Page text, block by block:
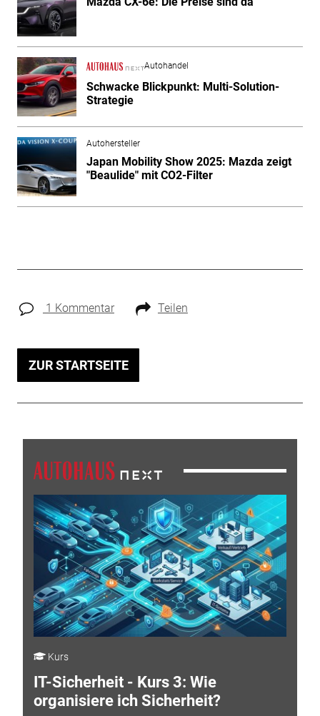
Autohandel
Schwacke Blickpunkt: Multi-Solution-
Strategie
Autohersteller
Japan Mobility Show 2025: Mazda zeigt
"Beaulide" mit CO2-Filter
1 Kommentar Teilen
ZUR STARTSEITE
Kurs
IT-Sicherheit - Kurs 3: Wie
organisiere ich Sicherheit?